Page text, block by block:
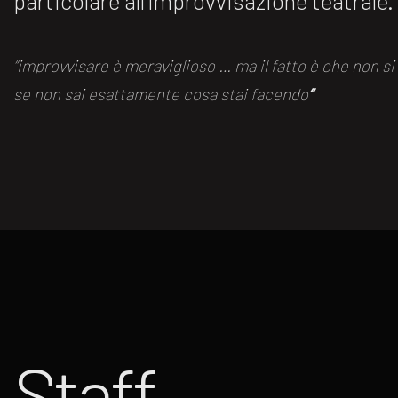
“improvvisare è meraviglioso … ma il fatto è che non
se non sai esattamente cosa stai facendo“